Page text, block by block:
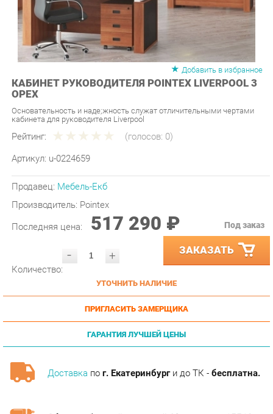
Добавить в избранное
КАБИНЕТ РУКОВОДИТЕЛЯ POINTEX LIVERPOOL 3
ОРЕХ
Основательность и надe;жность служат отличительными чертами
Рейтинг: (голосов:
Артикул: u-0224659
Производитель:Pointex
Последняя цена: 517 290 ₽
- ЗАКАЗАТЬ
УТОЧНИТЬ НАЛИЧИЕ
ПРИГЛАСИТЬ ЗАМЕРЩИКА
ГАРАНТИЯ ЛУЧШЕЙ ЦЕНЫ
Доставкапог. Екатеринбурги до ТК -бесплатна.